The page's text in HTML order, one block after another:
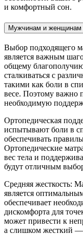
и комфортный сон.
Мужчинам и женщинам
Выбор подходящего
является важным
общему
сталкиваться с
такими как боли в
весе. Поэтому важно
необходимую
Ортопедическая
испытывают боли в
обеспечивать
Ортопедические
вес тела и
будут отличным
Средняя жесткость:
является
обеспечивает
дискомфорта для
может привести к
а слишком жесткий